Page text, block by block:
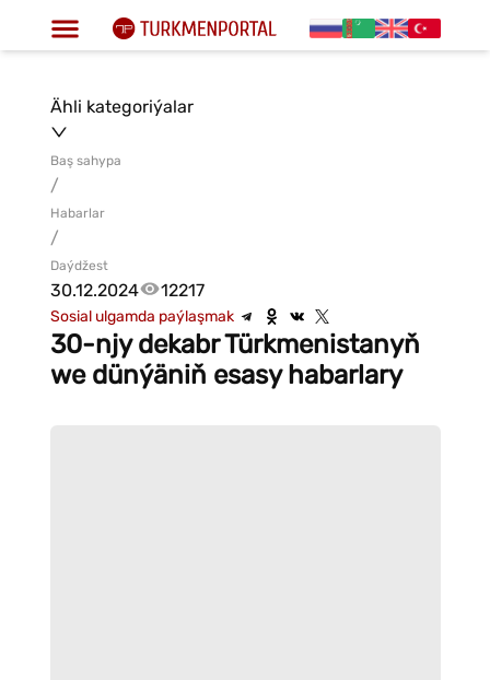
Ähli kategoriýalar
Baş sahypa
/
Habarlar
/
Daýdžest
30.12.2024 12217
Sosial ulgamda paýlaşmak
30-njy dekabr Türkmenistanyň
we dünýäniň esasy habarlary